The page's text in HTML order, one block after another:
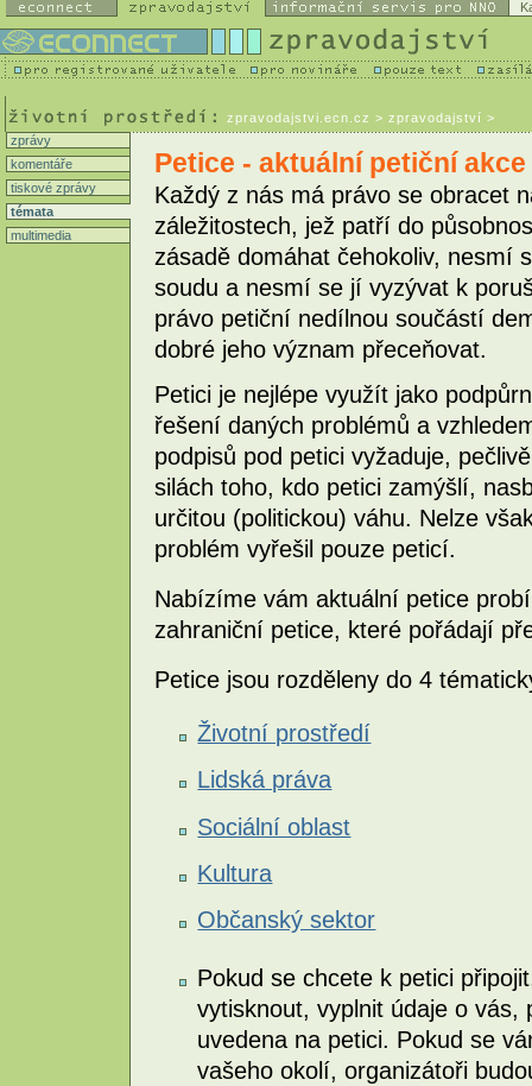
zpravodajstvi.ecn.cz > zpravodajství >
zprávy
komentáře
tiskové zprávy
témata
multimedia
Petice - aktuální petiční akce
Každý z nás má právo se obracet
záležitostech, jež patří do
zásadě domáhat čehokoliv, nesmí
soudu a nesmí se jí vyzývat k
právo petiční nedílnou součástí
dobré jeho význam přeceňovat.
Petici je nejlépe využít jako
řešení daných problémů a
podpisů pod petici vyžaduje,
silách toho, kdo petici zamýšlí,
určitou (politickou) váhu. Nelze
problém vyřešil pouze peticí.
Nabízíme vám aktuální petice
zahraniční petice, které pořádají
Petice jsou rozděleny do 4
Životní prostředí
Lidská práva
Sociální oblast
Kultura
Občanský sektor
Pokud se chcete k petici
vytisknout, vyplnit údaje o
uvedena na petici. Pokud se
vašeho okolí, organizátoři